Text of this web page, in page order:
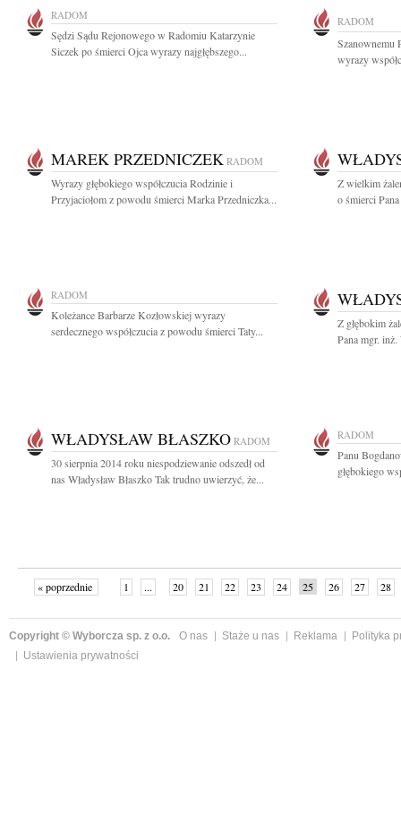
RADOM
Sędzi Sądu Rejonowego w Radomiu Katarzynie
Siczek po śmierci Ojca wyrazy najgłębszego...
RADOM
Szanownemu
wyrazy
MAREK PRZEDNICZEK RADOM
Wyrazy głębokiego współczucia Rodzinie i
Przyjaciołom z powodu śmierci Marka Przedniczka...
Z wielkim
o śmierci
RADOM
Koleżance Barbarze Kozłowskiej wyrazy
serdecznego współczucia z powodu śmierci Taty...
Z głębokim
Pana mgr. inż.
WŁADYSŁAW BŁASZKO RADOM
30 sierpnia 2014 roku niespodziewanie odszedł od
nas Władysław Błaszko Tak trudno uwierzyć, że...
RADOM
Panu
głębokiego
« poprzednie 1 ... 20 21 22 23 24 25 26 27
28
Copyright © Wyborcza sp. z o.o. O nas Staże u nas Reklama
Polityka
Ustawienia prywatności